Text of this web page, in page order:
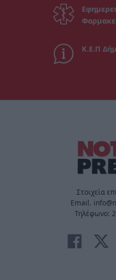
Κ.Ε.Π
Στοιχεία
Email.
Τηλέφωνο: